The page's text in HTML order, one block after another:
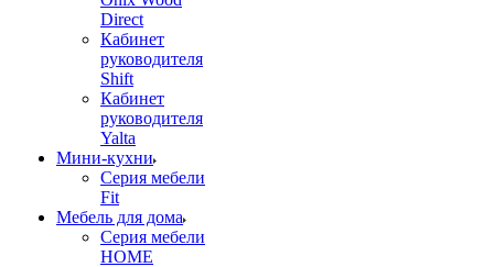
Direct
Кабинет
руководителя
Shift
Кабинет
руководителя
Yalta
Мини-кухни
Серия мебели
Fit
Мебель для дома
Серия мебели
HOME